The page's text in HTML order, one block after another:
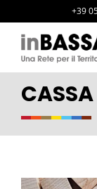
al
contenuto
+39